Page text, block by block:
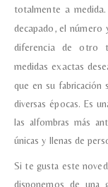
totalmente a
decapado, el
diferencia de otro
medidas exactas
que en su fabricación
diversas épocas. Es
las alfombras más
únicas y llenas de
Si te gusta este
disponemos de una